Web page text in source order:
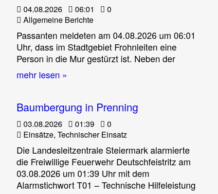
04.08.2026 06:01
0
Allgemeine Berichte
Passanten meldeten am 04.08.2026 um 06:01
Uhr, dass im Stadtgebiet Frohnleiten eine
Person in die Mur gestürzt ist. Neben der
mehr lesen »
Baumbergung in Prenning
03.08.2026 01:39
0
Einsätze, Technischer Einsatz
Die Landesleitzentrale Steiermark alarmierte
die Freiwillige Feuerwehr Deutschfeistritz am
03.08.2026 um 01:39 Uhr mit dem
Alarmstichwort T01 – Technische Hilfeleistung